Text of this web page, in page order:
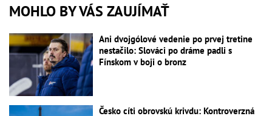
MOHLO BY VÁS ZAUJÍMAŤ
Ani dvojgólové vedenie po prvej tretine
nestačilo: Slováci po dráme padli s
Fínskom v boji o bronz
Česko cíti obrovskú krivdu: Kontroverzná